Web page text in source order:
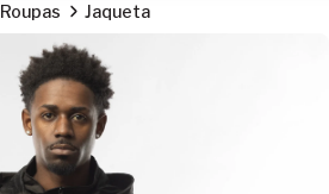
Roupas Jaqueta